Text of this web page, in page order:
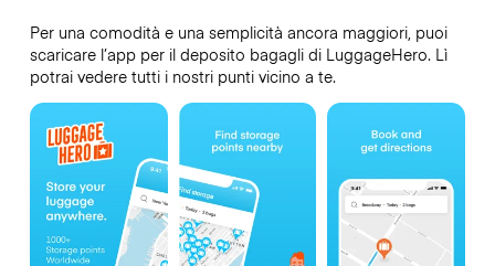
Per una comodità e una semplicità ancora maggiori, puoi
scaricare l’app per il deposito bagagli di LuggageHero. Lì
potrai vedere tutti i nostri punti vicino a te.